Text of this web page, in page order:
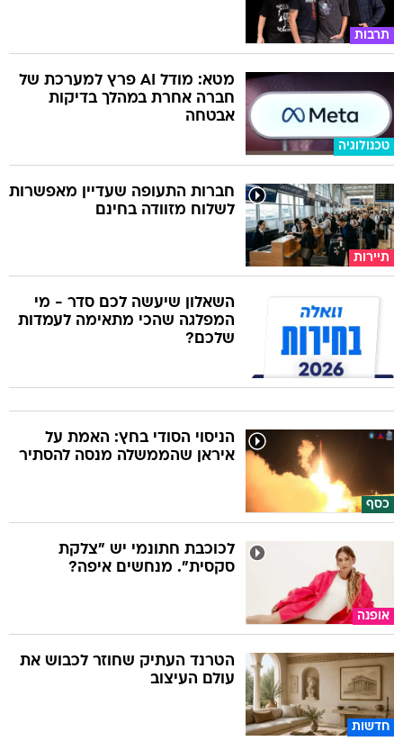
תרבות
טכנולוגיה
מטא: מודל AI פרץ למערכת של
חברה אחרת במהלך בדיקות
אבטחה
תיירות
חברות התעופה שעדיין מאפשרות
לשלוח מזוודה בחינם
השאלון שיעשה לכם סדר - מי
המפלגה שהכי מתאימה לעמדות
שלכם?
כסף
הניסוי הסודי בחץ: האמת על
איראן שהממשלה מנסה להסתיר
אופנה
לכוכבת חתונמי יש "צלקת
סקסית". מנחשים איפה?
חדשות
הטרנד העתיק שחוזר לכבוש את
עולם העיצוב